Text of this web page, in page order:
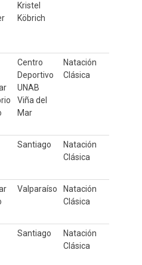
Kristel
Köbrich
Centro
Deportivo
UNAB
Viña del
Mar
Natación
Clásica
Santiago
Natación
Clásica
Valparaíso
Natación
Clásica
Santiago
Natación
Clásica